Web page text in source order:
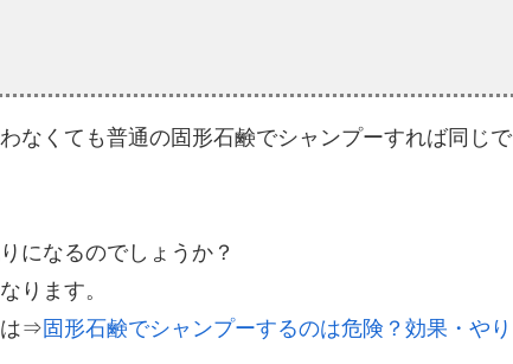
なくても普通の固形石鹸でシャンプーすれば同じで
になるのでしょうか？
ります。
は⇒固形石鹸でシャンプーするのは危険？効果・やり